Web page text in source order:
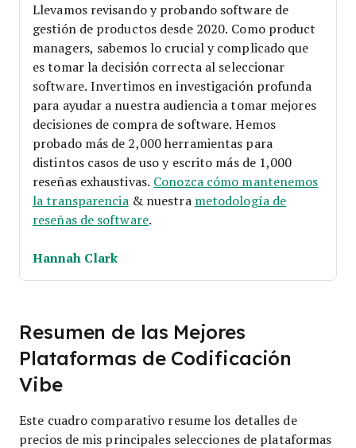
Llevamos revisando y probando software de
gestión de productos desde 2020. Como product
managers, sabemos lo crucial y complicado que
es tomar la decisión correcta al seleccionar
software. Invertimos en investigación profunda
para ayudar a nuestra audiencia a tomar mejores
decisiones de compra de software. Hemos
probado más de 2,000 herramientas para
distintos casos de uso y escrito más de 1,000
reseñas exhaustivas. Conozca cómo mantenemos
la transparencia & nuestra metodología de
reseñas de software.
Hannah Clark
Resumen de las Mejores
Plataformas de Codificación
Vibe
Este cuadro comparativo resume los detalles de
precios de mis principales selecciones de plataformas